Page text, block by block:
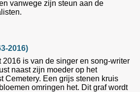
vanwege zijn steun aan de
2016)
2016 is van de singer en song-writer
naast zijn moeder op het
Cemetery. Een grijs stenen kruis
omringen het. Dit graf wordt